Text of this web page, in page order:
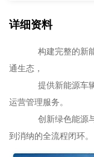
详细资料
构建完整的新能源
通生态，
提供新能源车辆、
运营管理服务。
创新绿色能源与交
到消纳的全流程闭环。